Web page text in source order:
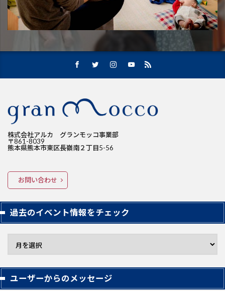
株式会社アルカ グランモッコ事業部
〒861-8039
熊本県熊本市東区長嶺南２丁目5-56
お問い合わせ
過去のイベント情報をチェック
ユーザーからのメッセージ